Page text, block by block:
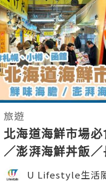
旅遊
北海道海鮮市場
／澎湃海鮮丼飯／
U Lifestyle生活